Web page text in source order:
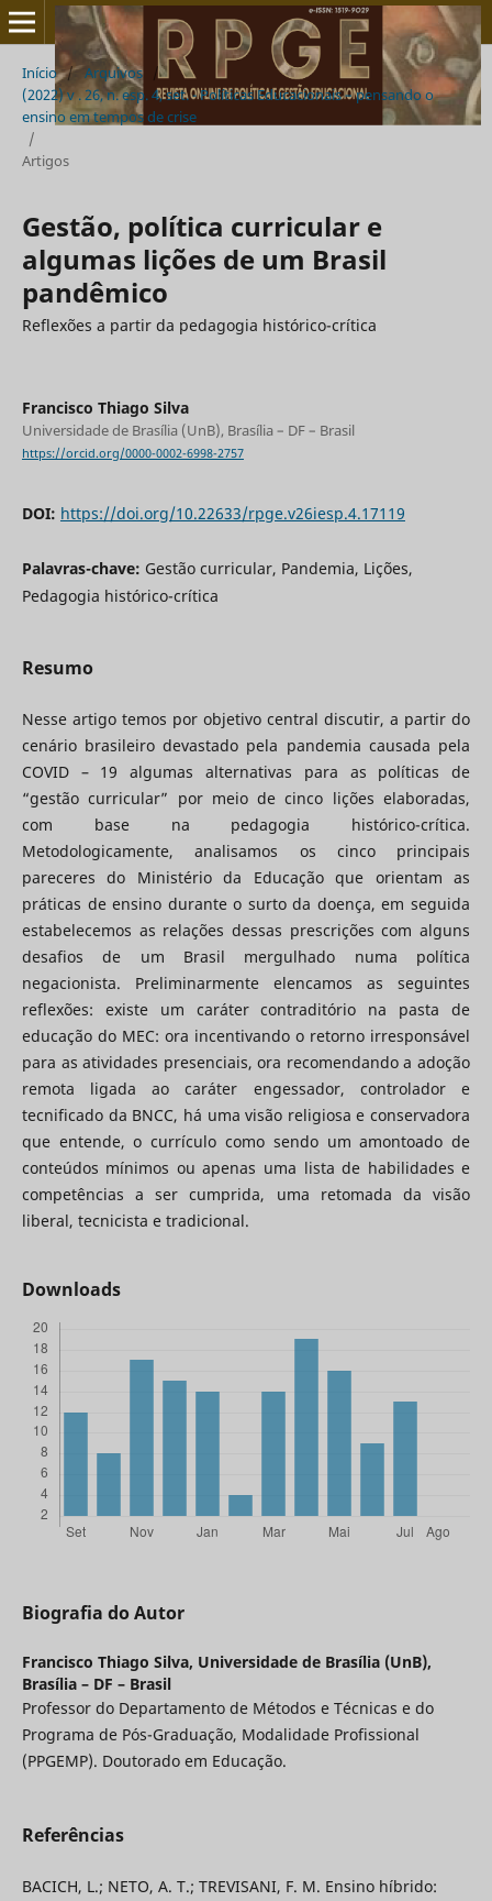
Início / Arquivos
/
(2022) v . 26, n. esp. 4, set. - Políticas Educacionais – pensando o
ensino em tempos de crise
/
Artigos
Gestão, política curricular e
algumas lições de um Brasil
pandêmico
Reflexões a partir da pedagogia histórico-crítica
Francisco Thiago Silva
Universidade de Brasília (UnB), Brasília – DF – Brasil
https://orcid.org/0000-0002-6998-2757
DOI: https://doi.org/10.22633/rpge.v26iesp.4.17119
Palavras-chave: Gestão curricular, Pandemia, Lições,
Pedagogia histórico-crítica
Resumo
Nesse artigo temos por objetivo central discutir, a partir do
cenário brasileiro devastado pela pandemia causada pela
COVID – 19 algumas alternativas para as políticas de
“gestão curricular” por meio de cinco lições elaboradas,
com base na pedagogia histórico-crítica.
Metodologicamente, analisamos os cinco principais
pareceres do Ministério da Educação que orientam as
práticas de ensino durante o surto da doença, em seguida
estabelecemos as relações dessas prescrições com alguns
desafios de um Brasil mergulhado numa política
negacionista. Preliminarmente elencamos as seguintes
reflexões: existe um caráter contraditório na pasta de
educação do MEC: ora incentivando o retorno irresponsável
para as atividades presenciais, ora recomendando a adoção
remota ligada ao caráter engessador, controlador e
tecnificado da BNCC, há uma visão religiosa e conservadora
que entende, o currículo como sendo um amontoado de
conteúdos mínimos ou apenas uma lista de habilidades e
competências a ser cumprida, uma retomada da visão
liberal, tecnicista e tradicional.
Downloads
Biografia do Autor
Francisco Thiago Silva, Universidade de Brasília (UnB),
Brasília – DF – Brasil
Professor do Departamento de Métodos e Técnicas e do
Programa de Pós-Graduação, Modalidade Profissional
(PPGEMP). Doutorado em Educação.
Referências
BACICH, L.; NETO, A. T.; TREVISANI, F. M. Ensino híbrido: